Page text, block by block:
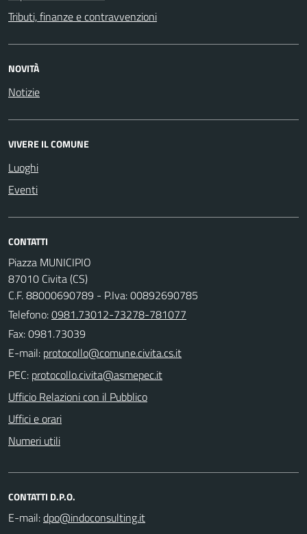
Tributi, finanze e contravvenzioni
NOVITÀ
Notizie
VIVERE IL COMUNE
Luoghi
Eventi
CONTATTI
Piazza MUNICIPIO
87010 Civita (CS)
C.F. 88000690789 - P.Iva: 00892690785
Telefono:0981.73012-73278-781077
Fax: 0981.73039
E-mail:
PEC:
Ufficio Relazioni con il Pubblico
Uffici e orari
Numeri utili
CONTATTI D.P.O.
E-mail: